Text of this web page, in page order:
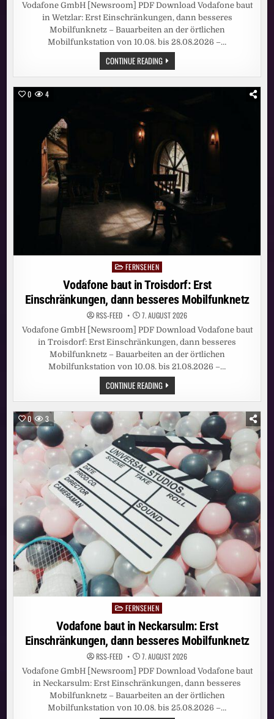
Vodafone GmbH [Newsroom] PDF Download Vodafone baut
in Wetzlar: Erst Einschränkungen, dann besseres
Mobilfunknetz – Bauarbeiten an der örtlichen
Mobilfunkstation von 10.08. bis 28.08.2026 –…
CONTINUE READINGVODAFONE
BAUT
IN
WETZLAR:
0 4
Posted
in
FERNSEHEN
Vodafone baut in Troisdorf: Erst
Einschränkungen, dann besseres Mobilfunknetz
RSS-FEED 7. AUGUST 2026
Vodafone GmbH [Newsroom] PDF Download Vodafone baut
in Troisdorf: Erst Einschränkungen, dann besseres
Mobilfunknetz – Bauarbeiten an der örtlichen
Mobilfunkstation von 10.08. bis 21.08.2026 –…
CONTINUE READINGVODAFONE
BAUT
IN
ERST
EINSCHRÄNKUNGEN,
DANN
BESSERES
MOBILFUNKNETZ
0 3
PostedFERNSEHEN
Vodafone baut in Neckarsulm: Erst
Einschränkungen, dann besseres Mobilfunknetz
RSS-FEED 7. AUGUST 2026
Vodafone GmbH [Newsroom] PDF Download Vodafone baut
in Neckarsulm: Erst Einschränkungen, dann besseres
Mobilfunknetz – Bauarbeiten an der örtlichen
Mobilfunkstation von 10.08. bis 25.08.2026 –…